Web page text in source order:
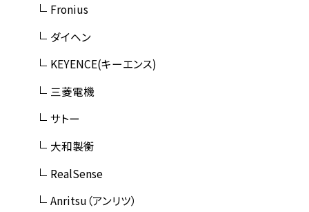
Fronius
ダイヘン
KEYENCE(キーエンス)
三菱電機
サトー
大和製衡
RealSense
Anritsu（アンリツ）